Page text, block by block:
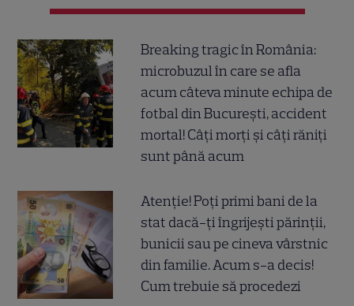
Breaking tragic în România:
microbuzul în care se afla
acum câteva minute echipa de
fotbal din București, accident
mortal! Câți morți și câți răniți
sunt până acum
Atenție! Poți primi bani de la
stat dacă-ți îngrijești părinții,
bunicii sau pe cineva vârstnic
din familie. Acum s-a decis!
Cum trebuie să procedezi